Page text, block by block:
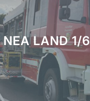
NEA LAND 1/6